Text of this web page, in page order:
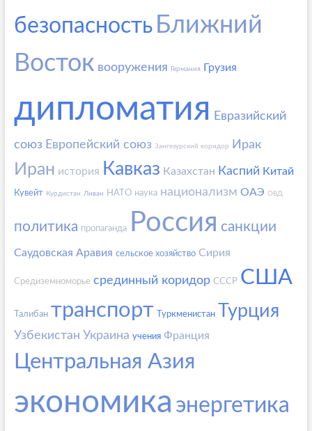
безопасность Ближний
Восток вооружения Германия Грузия
дипломатия Евразийский
союз Европейский союз Зангезурский коридор Ирак
Иран история Кавказ Казахстан Каспий Китай
Кувейт Курдистан Ливан НАТО наука национализм ОАЭ ОВД
политика пропаганда Россия санкции
Саудовская Аравия сельское хозяйство Сирия
Средиземноморье срединный коридор СССР США
Талибан транспорт Туркменистан Турция
Узбекистан Украина учения Франция
Центральная Азия
экономика энергетика